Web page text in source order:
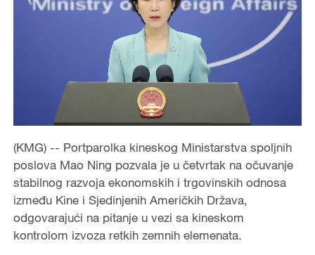
(KMG) -- Portparolka kineskog Ministarstva spoljnih
poslova Mao Ning pozvala je u četvrtak na očuvanje
stabilnog razvoja ekonomskih i trgovinskih odnosa
između Kine i Sjedinjenih Američkih Država,
odgovarajući na pitanje u vezi sa kineskom
kontrolom izvoza retkih zemnih elemenata.